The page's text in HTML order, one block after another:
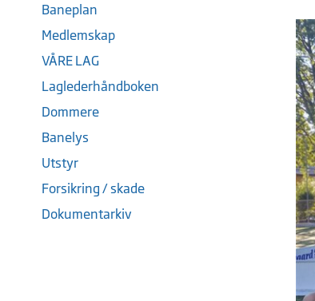
Baneplan
Medlemskap
VÅRE LAG
Laglederhåndboken
Dommere
Banelys
Utstyr
Forsikring / skade
Dokumentarkiv